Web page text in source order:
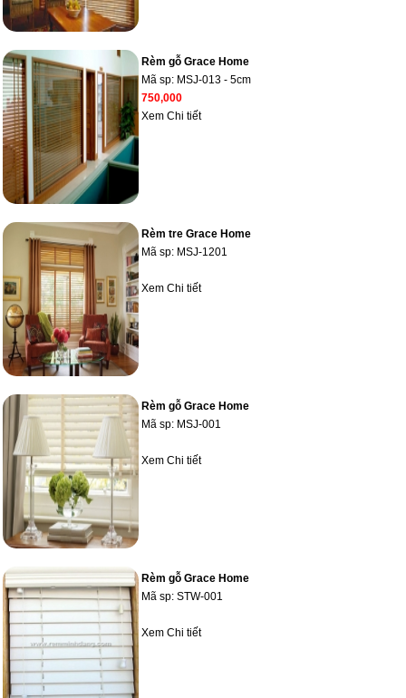
Rèm gỗ Grace Home
Mã sp: MSJ-013 - 5cm
750,000
Xem Chi tiết
Rèm tre Grace Home
Mã sp: MSJ-1201
Xem Chi tiết
Rèm gỗ Grace Home
Mã sp: MSJ-001
Xem Chi tiết
Rèm gỗ Grace Home
Mã sp: STW-001
Xem Chi tiết